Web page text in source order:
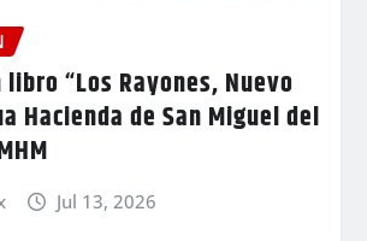
“Los Rayones, Nuevo
Hacienda de San Miguel del
Jul 13, 2026